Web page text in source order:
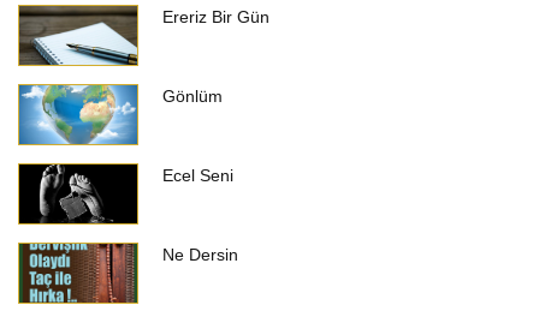
Ereriz Bir Gün
Gönlüm
Ecel Seni
Ne Dersin